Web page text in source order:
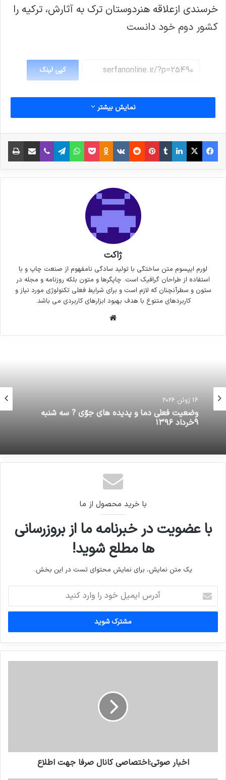
خرسندی ازعلاقه هنردوستان ترک به آثارش، ترکیه را
کشور دوم خود دانست
کپی لینک
نمایش بیشتر
فیس بوک X لینکدین
‫تامبلر‫پین‌ترست
‫رددیت‫VKontakte
‫Odnoklassniki
پاکتواتس آپ تلگراموایبر اشتراک گذاری از طریق ایمیل
ژاکت
لورم ایپسوم متن ساختگی با تولید سادگی نامفهوم از صنعت چاپ و با
استفاده از طراحان گرافیک است. چاپگرها و متون بلکه روزنامه و مجله در
ستون و سطرآنچنان که لازم است و برای شرایط فعلی تکنولوژی مورد نیاز و
کاربردهای متنوع با هدف بهبود ابزارهای کاربردی می باشد.
16 ژوئن 2026
وضعیت فعلی دما و پدیده های جوّی ? سه شنبه
9خرداد ۱۳۹۶
با خرید محصول از ما
با عضویت در خبرنامه ما از بروزرسانی
ها مطلع شوید!
یک متن نمایش، برای نمایش محتوای تست در این بخش.
ایمیل
خود
وارد
کنید
اخبار صوتي:اختصاصي کانال صرفا جهت اطلاع